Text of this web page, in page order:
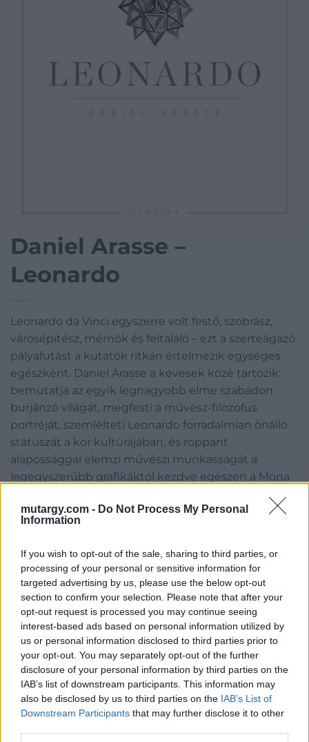
mutargy.com - Do Not Process My Personal
Information
If you wish to opt-out of the sale, sharing to third parties, or
processing of your personal or sensitive information for
targeted advertising by us, please use the below opt-out
section to confirm your selection. Please note that after your
opt-out request is processed you may continue seeing
interest-based ads based on personal information utilized by
us or personal information disclosed to third parties prior to
your opt-out. You may separately opt-out of the further
disclosure of your personal information by third parties on the
IAB’s list of downstream participants. This information may
also be disclosed by us to third parties on the IAB’s List of
Downstream Participants that may further disclose it to other
Daniel Arasse –
Leonardo
Leonardo da Vinci egyszerre volt festő, szobrász,
városépítész, mérnök és feltaláló – ezt a szerteágazó
pályafutást a kutatók ritkán értelmezik egységes
egészként. Daniel Arasse a kevesek közé tartozik:
bemutatja az egyik legnagyobb elme szabadon
burjánzó világát, megfesti a művész-filozófus
portréját, szemlélteti Leonardo forradalmian önálló
státuszát a kor kultúrájában, és roppant
alapossággal elemzi művészi munkásságát a
legegyszerűbb grafikáktól kezdve egészen a Mona
Lisáig. Daniel Arasse szemléletének ereje a tekintet
figyelmes, elmélyült koncentrációjából fakad.
értelmezni nem csupán a nézés, hanem a képzés, a
képzelet által tanulunk meg.”
Kategória:Könyv, papírrégiség
Ár:6 900Ft
Készleten
Daniel Arasse - Leonardo mennyiség
KOSÁRBA TESZEM